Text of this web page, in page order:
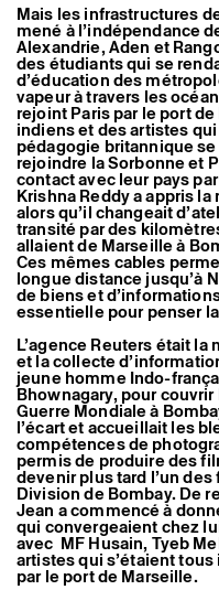
Mais les infrastructures
mené à l’indépendance
Alexandrie, Aden et
des étudiants qui se
d’éducation des
vapeur à travers les
rejoint Paris par le port
indiens et des artistes
pédagogie britannique
rejoindre la Sorbonne et
contact avec leur pays
Krishna Reddy a appris
alors qu’il changeait
transité par des
allaient de Marseille à
Ces mêmes cables
longue distance jusqu’à
de biens et
essentielle pour penser
L’agence Reuters était
et la collecte
jeune homme Indo-
Bhownagary, pour
Guerre Mondiale à
l’écart et accueillait les
compétences de
permis de produire des
devenir plus tard l’un
Division de Bombay. De
Jean a commencé à
qui convergeaient chez
avec MF Husain, Tyeb
artistes qui s’étaient
par le port de Marseille.